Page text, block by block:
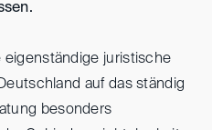
eigenständige juristische
auf das ständig
besonders